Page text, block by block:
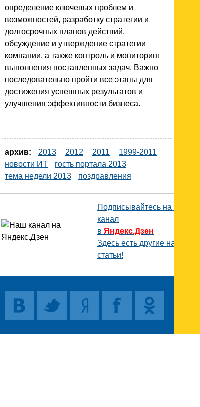
определение ключевых проблем и
возможностей, разработку стратегии и
долгосрочных планов действий,
обсуждение и утверждение стратегии
компании, а также контроль и мониторинг
выполнения поставленных задач. Важно
последовательно пройти все этапы для
достижения успешных результатов и
улучшения эффективности бизнеса.
архив: 2013 2012 2011
1999-2011
новости ИТ
гость портала 2013
тема недели 2013
поздравления
Подписывайтесь на наш
канал
в Яндекс.Дзен
Здесь есть другие наши
статьи!